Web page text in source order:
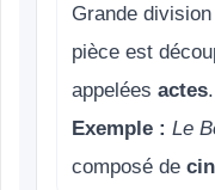
Grande
pièce est
appelées actes.
Exemple : Le
composé de